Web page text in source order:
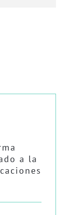
a la